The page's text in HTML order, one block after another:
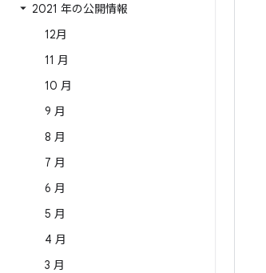
2021 年の公開情報
12月
11 月
10 月
9 月
8 月
7 月
6 月
5 月
4 月
3 月